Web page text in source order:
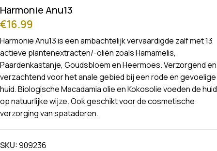
Harmonie Anu13
€16.99
Harmonie Anu13 is een ambachtelijk vervaardigde zalf met 13
actieve plantenextracten/-oliën zoals Hamamelis,
Paardenkastanje, Goudsbloem en Heermoes. Verzorgend en
verzachtend voor het anale gebied bij een rode en gevoelige
huid. Biologische Macadamia olie en Kokosolie voeden de huid
op natuurlijke wijze. Ook geschikt voor de cosmetische
verzorging van spataderen.
SKU:909236